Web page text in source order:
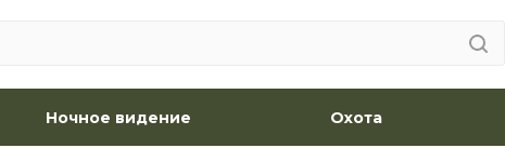
Ночное видение Охота